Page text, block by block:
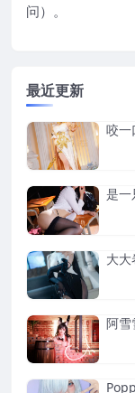
问）。
最近更新
咬一
是一
大
阿雪